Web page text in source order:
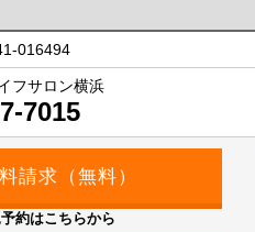
016494
フサロン横浜
7015
約はこちらから